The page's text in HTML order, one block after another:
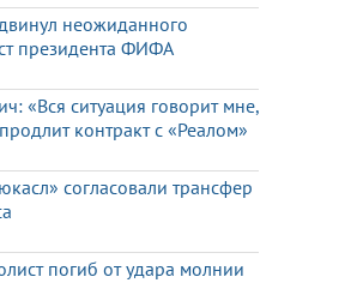
неожиданного
президента ФИФА
«Вся ситуация говорит мне,
контракт с «Реалом»
согласовали трансфер
погиб от удара молнии